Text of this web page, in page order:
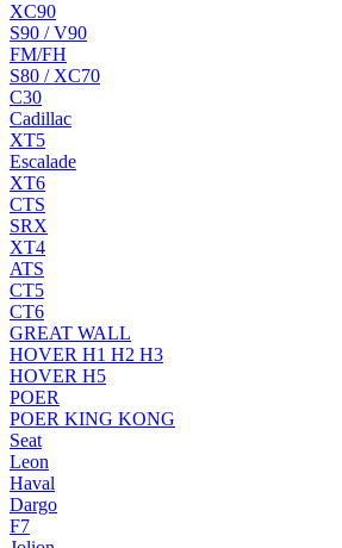
XC90
S90 / V90
FM/FH
S80 / XC70
C30
Cadillac
XT5
Escalade
XT6
CTS
SRX
XT4
ATS
CT5
CT6
GREAT WALL
HOVER H1 H2 H3
HOVER H5
POER
POER KING KONG
Seat
Leon
Haval
Dargo
F7